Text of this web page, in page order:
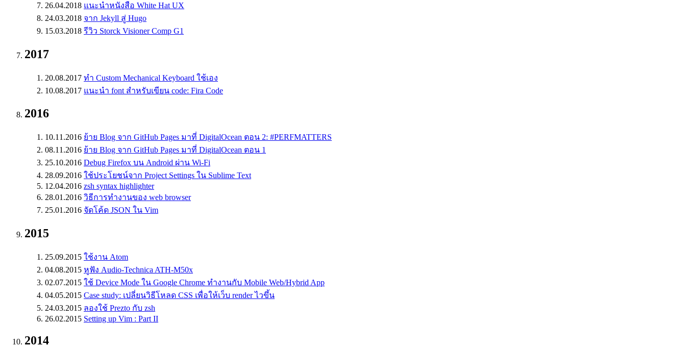
26.04.2018 แนะนำหนังสือ White Hat UX
24.03.2018 จาก Jekyll สู่ Hugo
15.03.2018 รีวิว Storck Visioner Comp G1
2017
20.08.2017 ทำ Custom Mechanical Keyboard ใช้เอง
10.08.2017 แนะนำ font สำหรับเขียน code: Fira Code
2016
10.11.2016 ย้าย Blog จาก GitHub Pages มาที่ DigitalOcean ตอน 2: #PERFMATTERS
08.11.2016 ย้าย Blog จาก GitHub Pages มาที่ DigitalOcean ตอน 1
25.10.2016 Debug Firefox บน Android ผ่าน Wi-Fi
28.09.2016 ใช้ประโยชน์จาก Project Settings ใน Sublime Text
12.04.2016 zsh syntax highlighter
28.01.2016 วิธีการทำงานของ web browser
25.01.2016 จัดโค้ด JSON ใน Vim
2015
25.09.2015 ใช้งาน Atom
04.08.2015 หูฟัง Audio-Technica ATH-M50x
02.07.2015 ใช้ Device Mode ใน Google Chrome ทำงานกับ Mobile Web/Hybrid App
04.05.2015 Case study: เปลี่ยนวิธีโหลด CSS เพื่อให้เว็บ render ไวขึ้น
24.03.2015 ลองใช้ Prezto กับ zsh
26.02.2015 Setting up Vim : Part II
2014